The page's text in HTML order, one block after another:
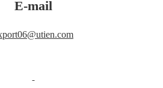
E-mail